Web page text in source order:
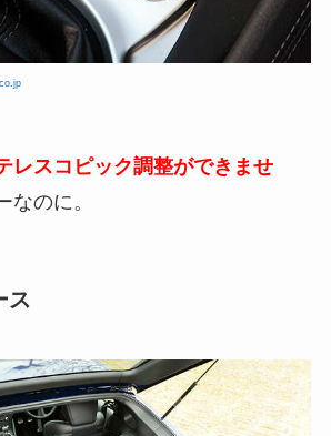
レスコピック調整ができませ
なのに。
ス